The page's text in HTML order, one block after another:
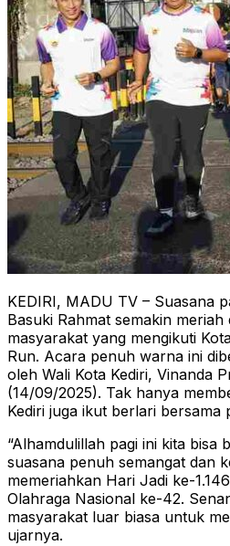
KEDIRI, MADU TV – Suasana
Basuki Rahmat semakin
masyarakat yang mengikuti
Run. Acara penuh warna ini
oleh Wali Kota Kediri, Vinanda
(14/09/2025). Tak hanya
Kediri juga ikut berlari bersama
“Alhamdulillah pagi ini kita bisa
suasana penuh semangat dan
memeriahkan Hari Jadi ke-
Olahraga Nasional ke-42.
masyarakat luar biasa untuk
ujarnya.